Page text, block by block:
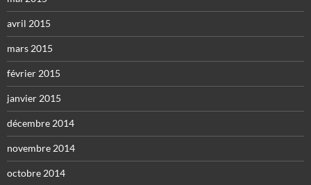
avril 2015
mars 2015
février 2015
janvier 2015
décembre 2014
novembre 2014
octobre 2014